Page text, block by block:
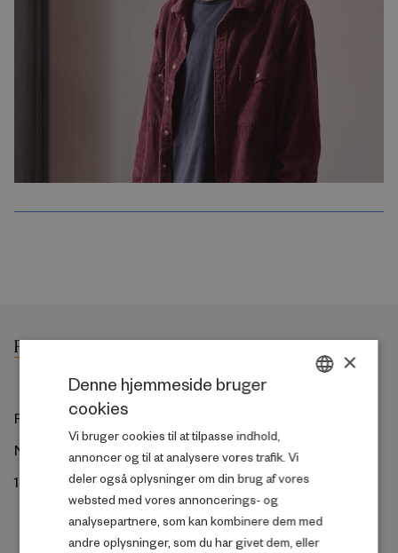
ROCKWOOL Fonden
Ny Kongensgade 6
1472 København K
×
Denne hjemmeside bruger
cookies
Vi bruger cookies til at tilpasse indhold,
annoncer og til at analysere vores trafik. Vi
deler også oplysninger om din brug af vores
websted med vores annoncerings- og
analysepartnere, som kan kombinere dem med
andre oplysninger, som du har givet dem, eller